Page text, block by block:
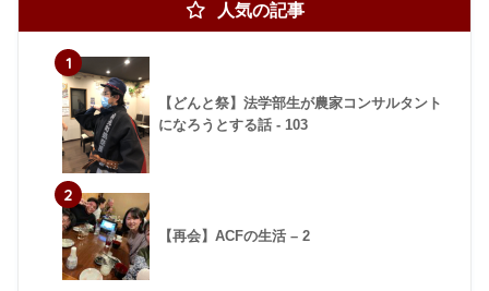
人気の記事
1
【どんと祭】法学部生が農家コンサルタント
になろうとする話 - 103
2
【再会】ACFの生活 – 2